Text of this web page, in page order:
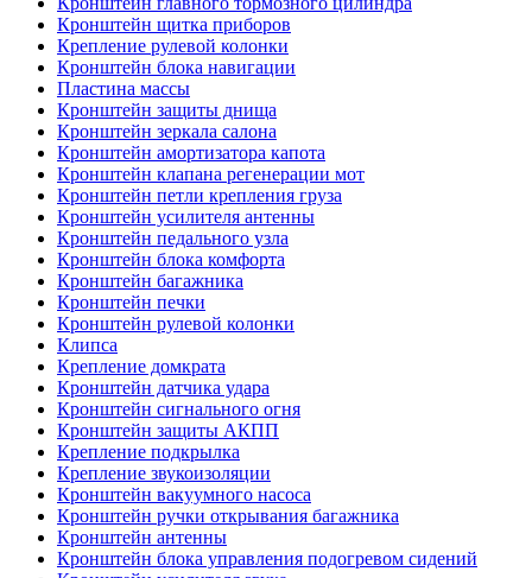
Кронштейн щитка приборов
Крепление рулевой колонки
Кронштейн блока навигации
Пластина массы
Кронштейн защиты днища
Кронштейн зеркала салона
Кронштейн амортизатора капота
Кронштейн клапана регенерации мот
Кронштейн петли крепления груза
Кронштейн усилителя антенны
Кронштейн педального узла
Кронштейн блока комфорта
Кронштейн багажника
Кронштейн печки
Кронштейн рулевой колонки
Клипса
Крепление домкрата
Кронштейн датчика удара
Кронштейн сигнального огня
Кронштейн защиты АКПП
Крепление подкрылка
Крепление звукоизоляции
Кронштейн вакуумного насоса
Кронштейн ручки открывания багажника
Кронштейн антенны
Кронштейн блока управления подогревом сидений